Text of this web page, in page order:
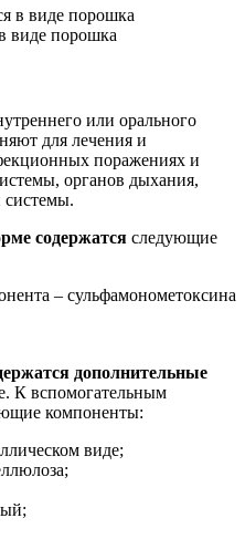
виде порошка
или орального
для лечения и
поражениях и
органов дыхания,
системы.
содержатся следующие
– сульфамонометоксина
дополнительные
К вспомогательным
компоненты:
виде;